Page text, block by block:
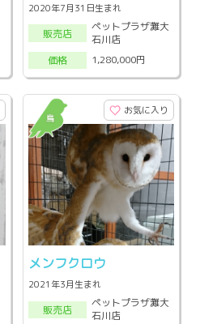
2020年7月31日生まれ
販売店
ペットプラザ灘大
石川店
価格
1,280,000円
お気に入り
メンフクロウ
2021年3月生まれ
販売店
ペットプラザ灘大
石川店